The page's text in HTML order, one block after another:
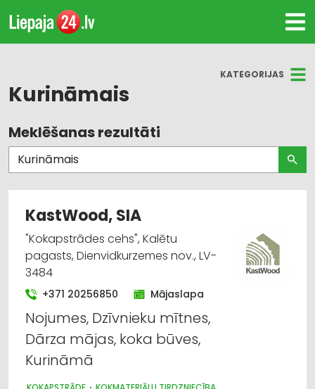
KATEGORIJAS
Kurināmais
Visas nozares
Kurināmais
Apdares materiāli: tirdzniecība
Kokapstrāde
Kokmateriālu tirdzniecība
Būvmateriālu, būvkonstrukciju
vairumtirdzniecība
Degvielas, naftas produktu tirdzniecība
Meklēšanas rezultāti
KastWood, SIA
"Kokapstrādes cehs", Kalētu
pagasts, Dienvidkurzemes nov., LV-
3484
+371 20256850 Mājaslapa
Nojumes, Dzīvnieku mītnes,
Dārza mājas, koka būves,
Kurināmā